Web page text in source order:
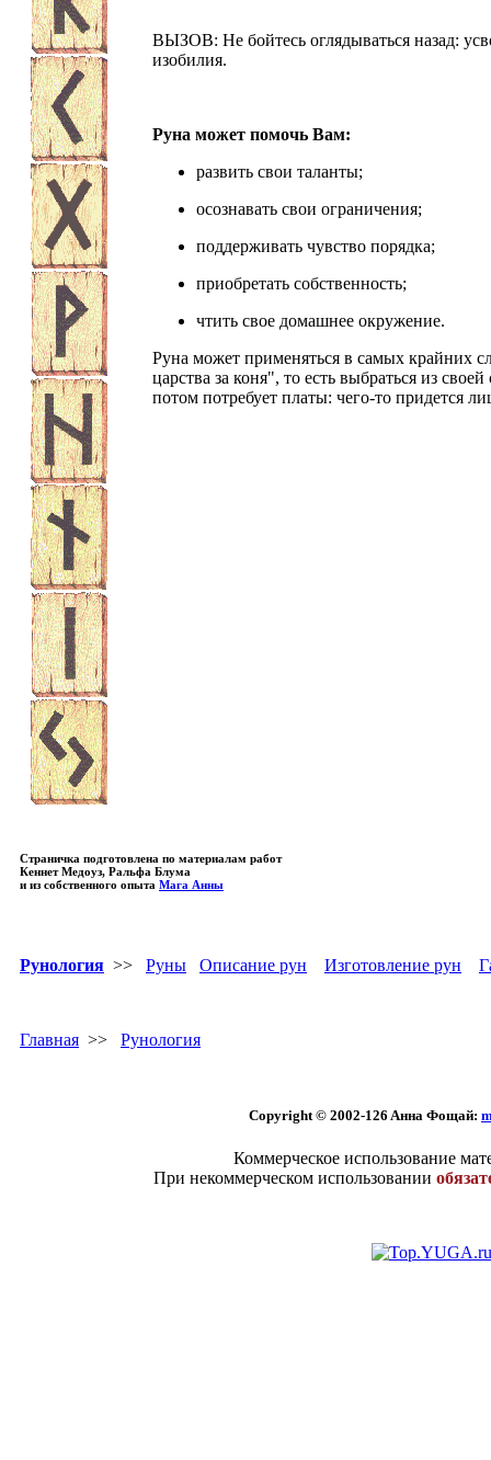
ВЫЗОВ: Не бойтесь оглядываться назад:
изобилия.
Руна может помочь Вам:
развить свои таланты;
осознавать свои ограничения;
поддерживать чувство порядка;
приобретать собственность;
чтить свое домашнее окружение.
Руна может применяться в самых крайних
царства за коня", то есть выбраться из
потом потребует платы: чего-то придется
Страничка подготовлена по материалам работ
Кеннет Медоуз, Ральфа Блума
и из собственного опыта Мага Анны
Рунология >> Руны Описание рун Изготовление рун
Главная >> Рунология
Copyright © 2002-126 Aннa Фoщaй:
Коммерческое использование
При некоммерческом использовании